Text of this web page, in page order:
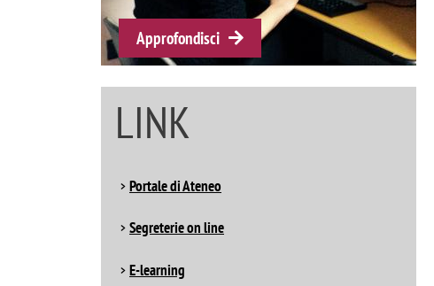
Approfondisci
LINK
Portale di Ateneo
Segreterie on line
E-learning